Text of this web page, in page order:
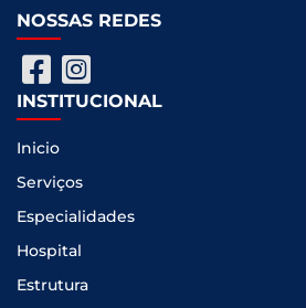
NOSSAS REDES
INSTITUCIONAL
Inicio
Serviços
Especialidades
Hospital
Estrutura